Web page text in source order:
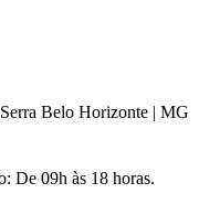
Belo Horizonte | MG
De 09h às 18 horas.